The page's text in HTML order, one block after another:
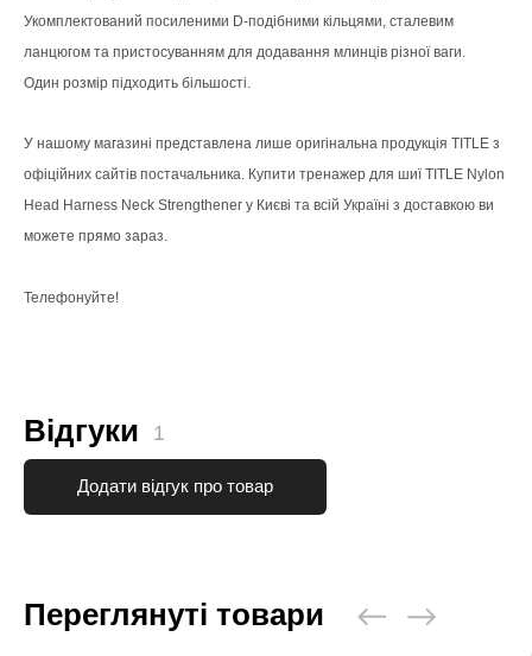
Укомплектований посиленими D-подібними кільцями, сталевим
ланцюгом та пристосуванням для додавання млинців різної ваги.
Один розмір підходить більшості.
У нашому магазині представлена лише оригінальна продукція TITLE з
офіційних сайтів постачальника. Купити тренажер для шиї TITLE Nylon
Head Harness Neck Strengthener у Києві та всій Україні з доставкою ви
можете прямо зараз.
Телефонуйте!
Відгуки 1
Додати відгук про товар
Переглянуті товари